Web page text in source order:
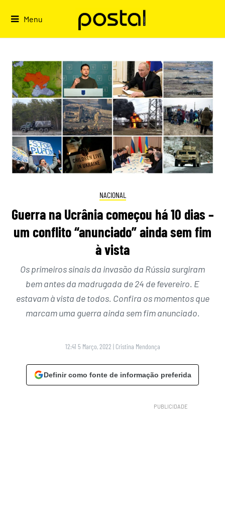
Menu
NACIONAL
Guerra na Ucrânia começou há 10 dias –
um conflito “anunciado” ainda sem fim
à vista
Os primeiros sinais da invasão da Rússia surgiram
bem antes da madrugada de 24 de fevereiro. E
estavam à vista de todos. Confira os momentos que
marcam uma guerra ainda sem fim anunciado.
12:41 5 Março, 2022 | Cristina Mendonça
Definir como fonte de informação preferida